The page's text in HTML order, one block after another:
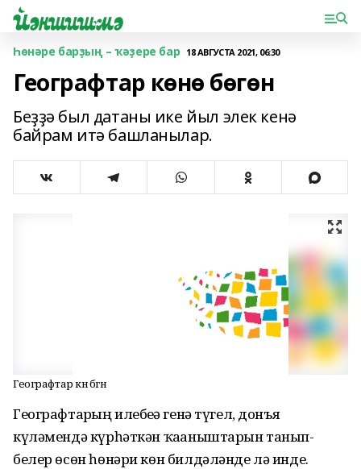
Һөнәре барҙың – ҡәҙере бар 18 АВГУСТА 2021, 06:30
Географтар көнө бөгөн
Беҙҙә был датаны ике йыл элек кенә
байрам итә башланылар.
Географтар көнө бөгөн
Географтарҙың илебеҙҙә генә түгел, донъя
күләмендә күрһәткән ҡаҙаныштарын танып-
белер өсөн һөнәри көн билдәләнде лә инде.